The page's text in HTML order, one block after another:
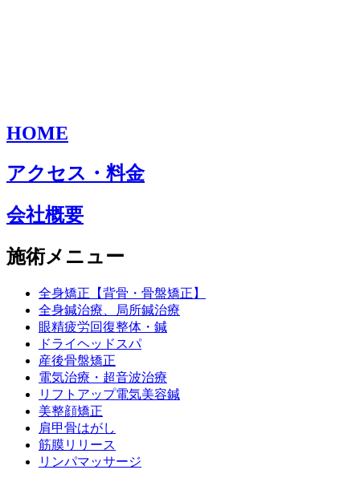
HOME
アクセス・料金
会社概要
施術メニュー
全身矯正【背骨・骨盤矯正】
全身鍼治療、局所鍼治療
眼精疲労回復整体・鍼
ドライヘッドスパ
産後骨盤矯正
電気治療・超音波治療
リフトアップ電気美容鍼
美整顔矯正
肩甲骨はがし
筋膜リリース
リンパマッサージ